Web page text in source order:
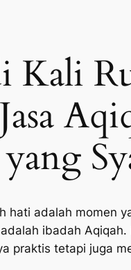
Kali
hati adalah momen
ibadah
praktis tetapi juga